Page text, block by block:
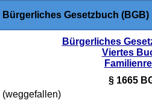
Bürgerliches Gesetzbuch (BGB)
Bürgerliches
Viertes
§ 1665
(weggefallen)